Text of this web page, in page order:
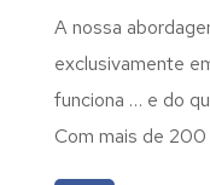
A nossa
exclusivamente
funciona … e do
Com mais de